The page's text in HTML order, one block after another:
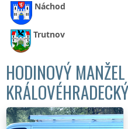
Náchod
Trutnov
HODINOVÝ MANŽEL